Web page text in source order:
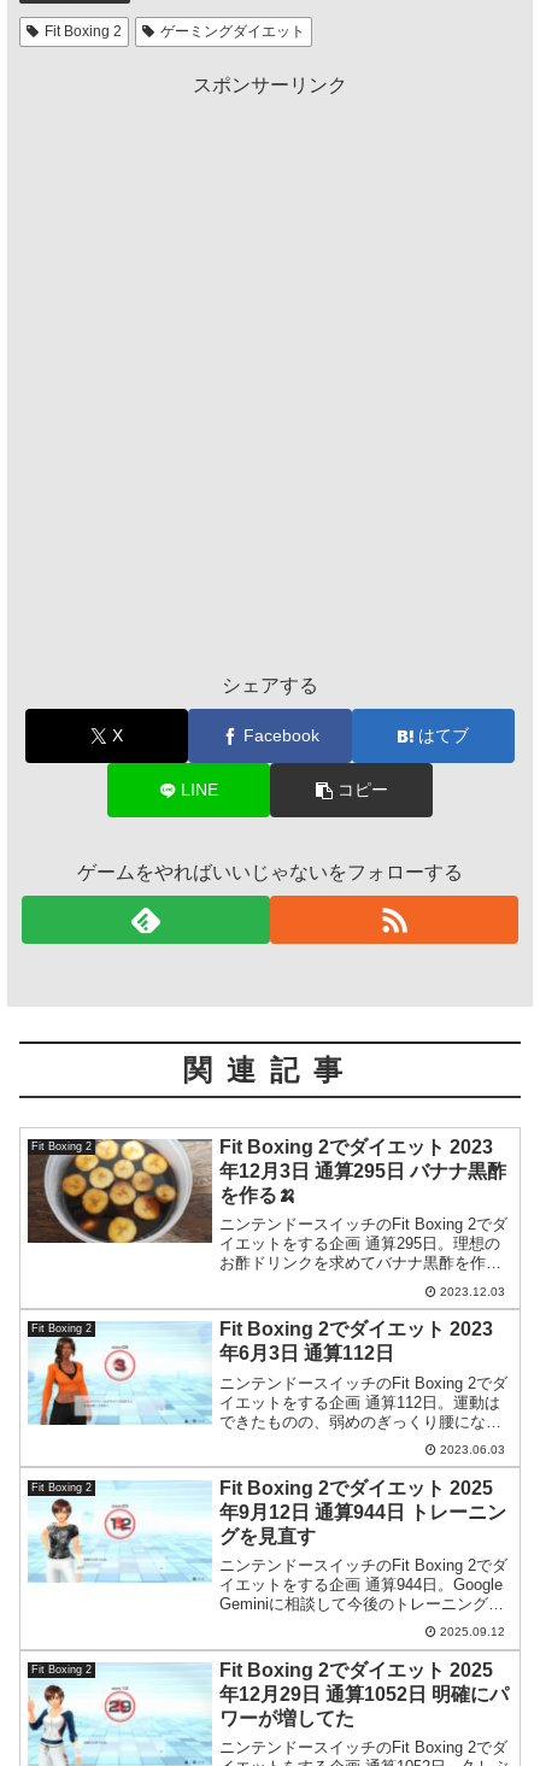
Fit Boxing 2 ゲーミングダイエット
スポンサーリンク
シェアする
X Facebook はてブ
LINE コピー
ゲームをやればいいじゃないをフォローする
関連記事
Fit Boxing 2
Fit Boxing 2でダイエット 2023
年12月3日 通算295日 バナナ黒酢
を作る🍌
ニンテンドースイッチのFit Boxing 2でダ
イエットをする企画 通算295日。理想の
お酢ドリンクを求めてバナナ黒酢を作っ
2023.12.03
Fit Boxing 2
Fit Boxing 2でダイエット 2023
年6月3日 通算112日
ニンテンドースイッチのFit Boxing 2でダ
イエットをする企画 通算112日。運動は
できたものの、弱めのぎっくり腰になっ
2023.06.03
Fit Boxing 2
Fit Boxing 2でダイエット 2025
年9月12日 通算944日 トレーニン
グを見直す
ニンテンドースイッチのFit Boxing 2でダ
イエットをする企画 通算944日。Google
Geminiに相談して今後のトレーニング内
容を大きく見直すことになりました。
2025.09.12
Fit Boxing 2
Fit Boxing 2でダイエット 2025
年12月29日 通算1052日 明確にパ
ワーが増してた
ニンテンドースイッチのFit Boxing 2でダ